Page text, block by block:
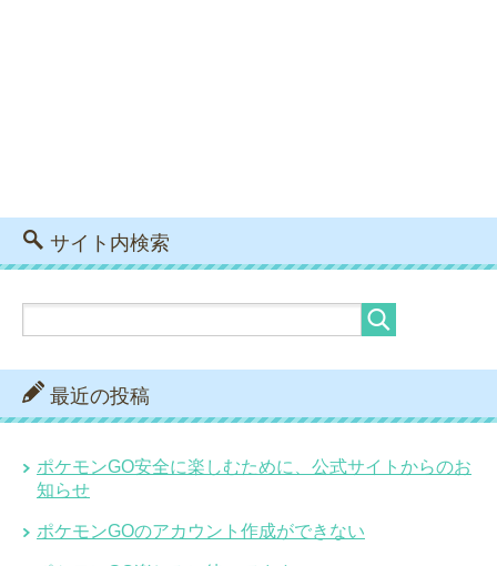
サイト内検索
最近の投稿
ポケモンGO安全に楽しむために、公式サイトからのお
知らせ
ポケモンGOのアカウント作成ができない